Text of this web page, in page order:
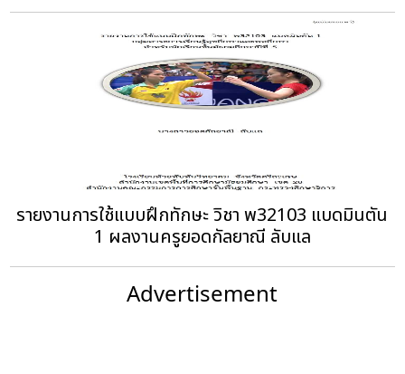
รายงานการใช้แบบฝึกทักษะ วิชา พ32103 แบดมินตัน
1 ผลงานครูยอดกัลยาณี ลับแล
Advertisement